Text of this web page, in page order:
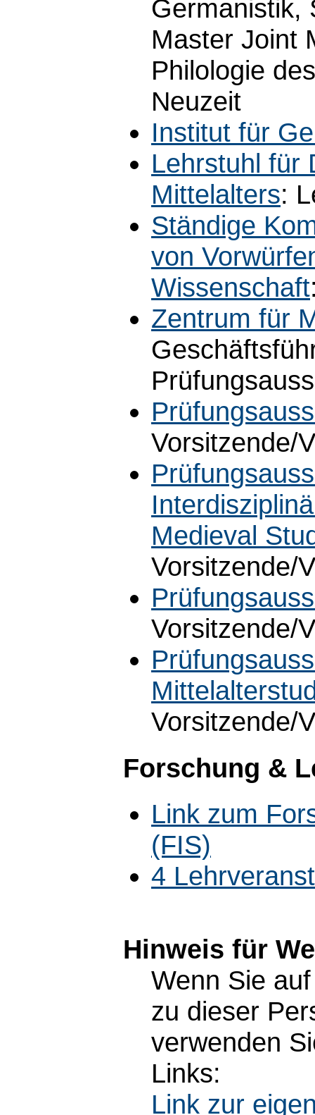
Germanistik,
Master Joint
Philologie
Neuzeit
Institut für
Lehrstuhl für
Mittelalters:
Ständige
von
Wissenschaft
Zentrum für
Vorsitzende/
Medieval
Vorsitzende/
Vorsitzende/
Vorsitzende/
Forschung &
Link zum
(FIS)
4
Hinweis für
Wenn Sie
zu dieser
verwenden
Links:
Link zur